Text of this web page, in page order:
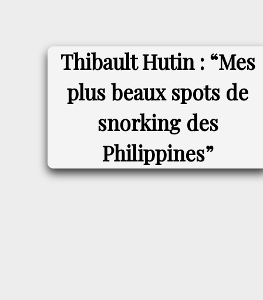
Thibault Hutin : “Mes
plus beaux spots de
snorking des
Philippines”